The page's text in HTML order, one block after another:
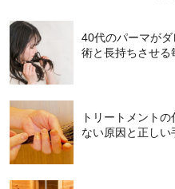
40代のパーマが
術と長持ちさせる
トリートメント
ない原因と正しい